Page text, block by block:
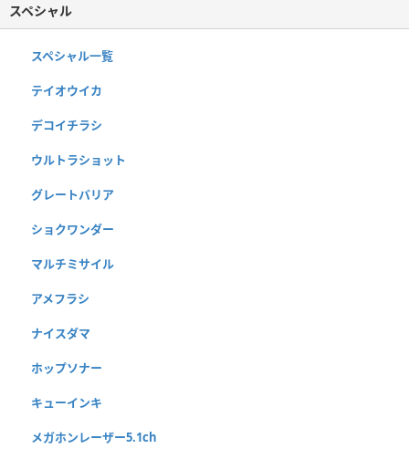
スペシャル
スペシャル一覧
テイオウイカ
デコイチラシ
ウルトラショット
グレートバリア
ショクワンダー
マルチミサイル
アメフラシ
ナイスダマ
ホップソナー
キューインキ
メガホンレーザー5.1ch